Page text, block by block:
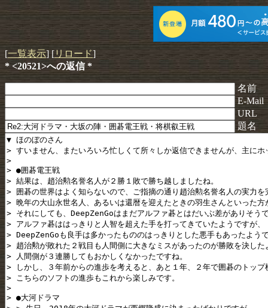
[一覧表示] [リロード]
* <20521>への返信 *
名前
E-Mail
URL
題名